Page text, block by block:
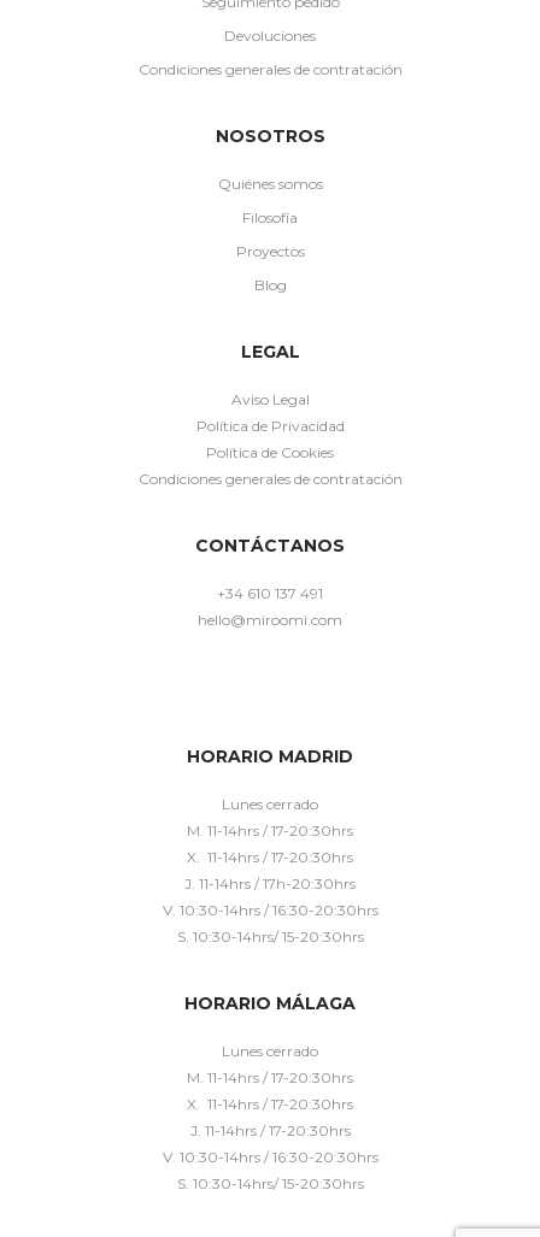
Devoluciones
Condiciones generales de contratación
NOSOTROS
Quiénes somos
Filosofía
Proyectos
Blog
LEGAL
Aviso Legal
Política de Privacidad
Política de Cookies
Condiciones generales de contratación
CONTÁCTANOS
+34 610 137 491
hello@miroomi.com
HORARIO MADRID
Lunes cerrado
M. 11-14hrs / 17-20:30hrs
X. 11-14hrs / 17-20:30hrs
J. 11-14hrs / 17h-20:30hrs
V. 10:30-14hrs / 16:30-20:30hrs
S. 10:30-14hrs/ 15-20:30hrs
HORARIO MÁLAGA
Lunes cerrado
M. 11-14hrs / 17-20:30hrs
X. 11-14hrs / 17-20:30hrs
J. 11-14hrs / 17-20:30hrs
V. 10:30-14hrs / 16:30-20:30hrs
S. 10:30-14hrs/ 15-20:30hrs